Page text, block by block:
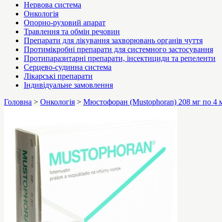
Нервова система
Онкологія
Опорно-руховий апарат
Травлення та обмін речовин
Препарати для лікування захворювань органів чуття
Протимікробні препарати для системного застосування
Протипаразитарні препарати, інсектициди та репеленти
Серцево-судинна система
Лікарські препарати
Індивідуальне замовлення
Головна > Онкологія > Мюстофоран (Mustophoran) 208 мг по 4